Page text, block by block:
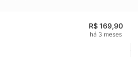
R$ 169,90
há 3 meses